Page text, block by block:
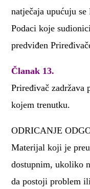
natječaja upućuju
Podaci koje
predviđen
Članak 13.
Priređivač zadržava
kojem trenutku.
ODRICANJE
Materijal koji je
dostupnim, ukoliko
da postoji problem